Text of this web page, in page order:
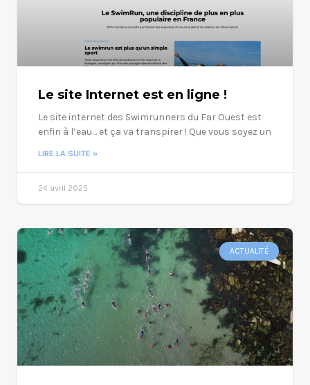
Le site Internet est en ligne !
Le site internet des Swimrunners du Far Ouest est
enfin à l’eau… et ça va transpirer ! Que vous soyez un
LIRE LA SUITE »
24 avril 2025
ACTUALITÉ